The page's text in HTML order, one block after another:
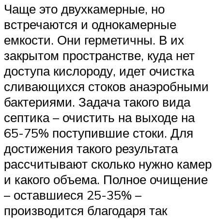
Чаще это двухкамерные, но
встречаются и однокамерные
емкости. Они герметичны. В их
закрытом пространстве, куда нет
доступа кислороду, идет очистка
сливающихся стоков анаэробными
бактериями. Задача такого вида
септика – очистить на выходе на
65-75% поступившие стоки. Для
достижения такого результата
рассчитывают сколько нужно камер
и какого объема. Полное очищение
– оставшиеся 25-35% –
производится благодаря так